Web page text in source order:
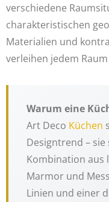
verschiedene
charakteristischen
Materialien und
verleihen jedem
Warum eine
Art Deco Küchen
Designtrend –
Kombination aus
Marmor und
Linien und einer